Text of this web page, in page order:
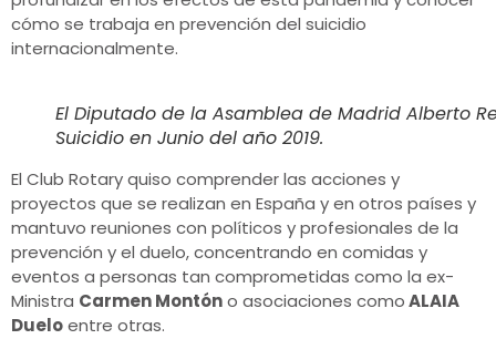
cómo se trabaja en prevención del suicidio
internacionalmente.
El Diputado de la Asamblea de Madrid Alberto
Suicidio en Junio del año 2019.
El Club Rotary quiso comprender las acciones y
proyectos que se realizan en España y en otros países y
mantuvo reuniones con políticos y profesionales de la
prevención y el duelo, concentrando en comidas y
eventos a personas tan comprometidas como la ex-
Ministra Carmen Montóno asociaciones comoALAIA
Dueloentre otras.